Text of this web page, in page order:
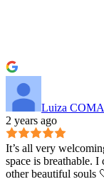
Luiza
2 years ago
It’s all very
space is breathable.
other beautiful souls